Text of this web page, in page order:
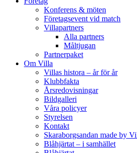
Konferens & möten
Företagsevent vid match
Villapartners
Alla partners
Måltjugan
Partnerpaket
Om Villa
Villas histora – år för år
Klubbfakta
Årsredovisningar
Bildgalleri
Våra policyer
Styrelsen
Kontakt
Skaraborgsandan made by
Blåhjärtat – i samhället